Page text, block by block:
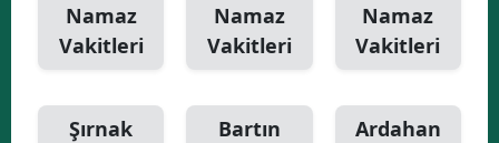
Namaz
Vakitleri
Namaz
Vakitleri
Namaz
Vakitleri
Şırnak
Bartın
Ardahan